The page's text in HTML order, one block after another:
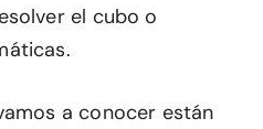
el cubo o
a conocer están